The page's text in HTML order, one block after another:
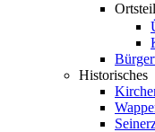
Historisches